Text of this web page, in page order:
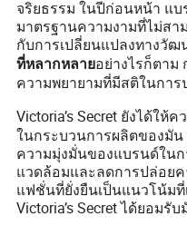
จริยธรรม ในปีก่อนหน้า แ
มาตรฐานความงามที่ไม่สา
กับการเปลี่ยนแปลงทางวัฒ
ที่หลากหลายอย่างไรก็ตาม
ความพยายามที่มีสติในกา
Victoria’s Secret ยังได้ใ
ในกระบวนการผลิตของมัน
ความมุ่งมั่นของแบรนด์ใน
แวดล้อมและลดการปล่อย
แฟชั่นที่ยั่งยืนเป็นแนวโน้ม
Victoria’s Secret ได้ยอมรั